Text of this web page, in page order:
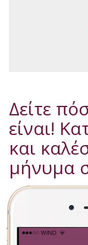
Δείτε
είναι!
και
μήνυμα